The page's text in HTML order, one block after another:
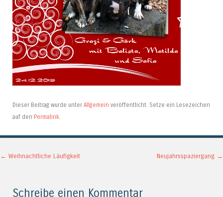
Dieser Beitrag wurde unter Allgemein veröffentlicht. Setze ein Lesezeichen
auf den Permalink.
Artikel-Navigation
← Weihnachtliche Läufigkeit Neujahrsspaziergang →
Schreibe einen Kommentar